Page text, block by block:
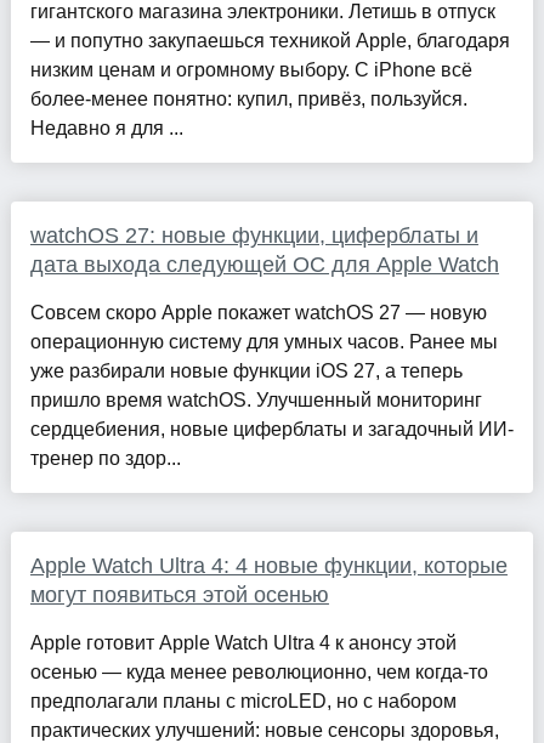
гигантского магазина электроники. Летишь в отпуск
— и попутно закупаешься техникой Apple, благодаря
низким ценам и огромному выбору. С iPhone всё
более-менее понятно: купил, привёз, пользуйся.
Недавно я для ...
watchOS 27: новые функции, циферблаты и
дата выхода следующей ОС для Apple Watch
Совсем скоро Apple покажет watchOS 27 — новую
операционную систему для умных часов. Ранее мы
уже разбирали новые функции iOS 27, а теперь
пришло время watchOS. Улучшенный мониторинг
сердцебиения, новые циферблаты и загадочный ИИ-
тренер по здор...
Apple Watch Ultra 4: 4 новые функции, которые
могут появиться этой осенью
Apple готовит Apple Watch Ultra 4 к анонсу этой
осенью — куда менее революционно, чем когда-то
предполагали планы с microLED, но с набором
практических улучшений: новые сенсоры здоровья,